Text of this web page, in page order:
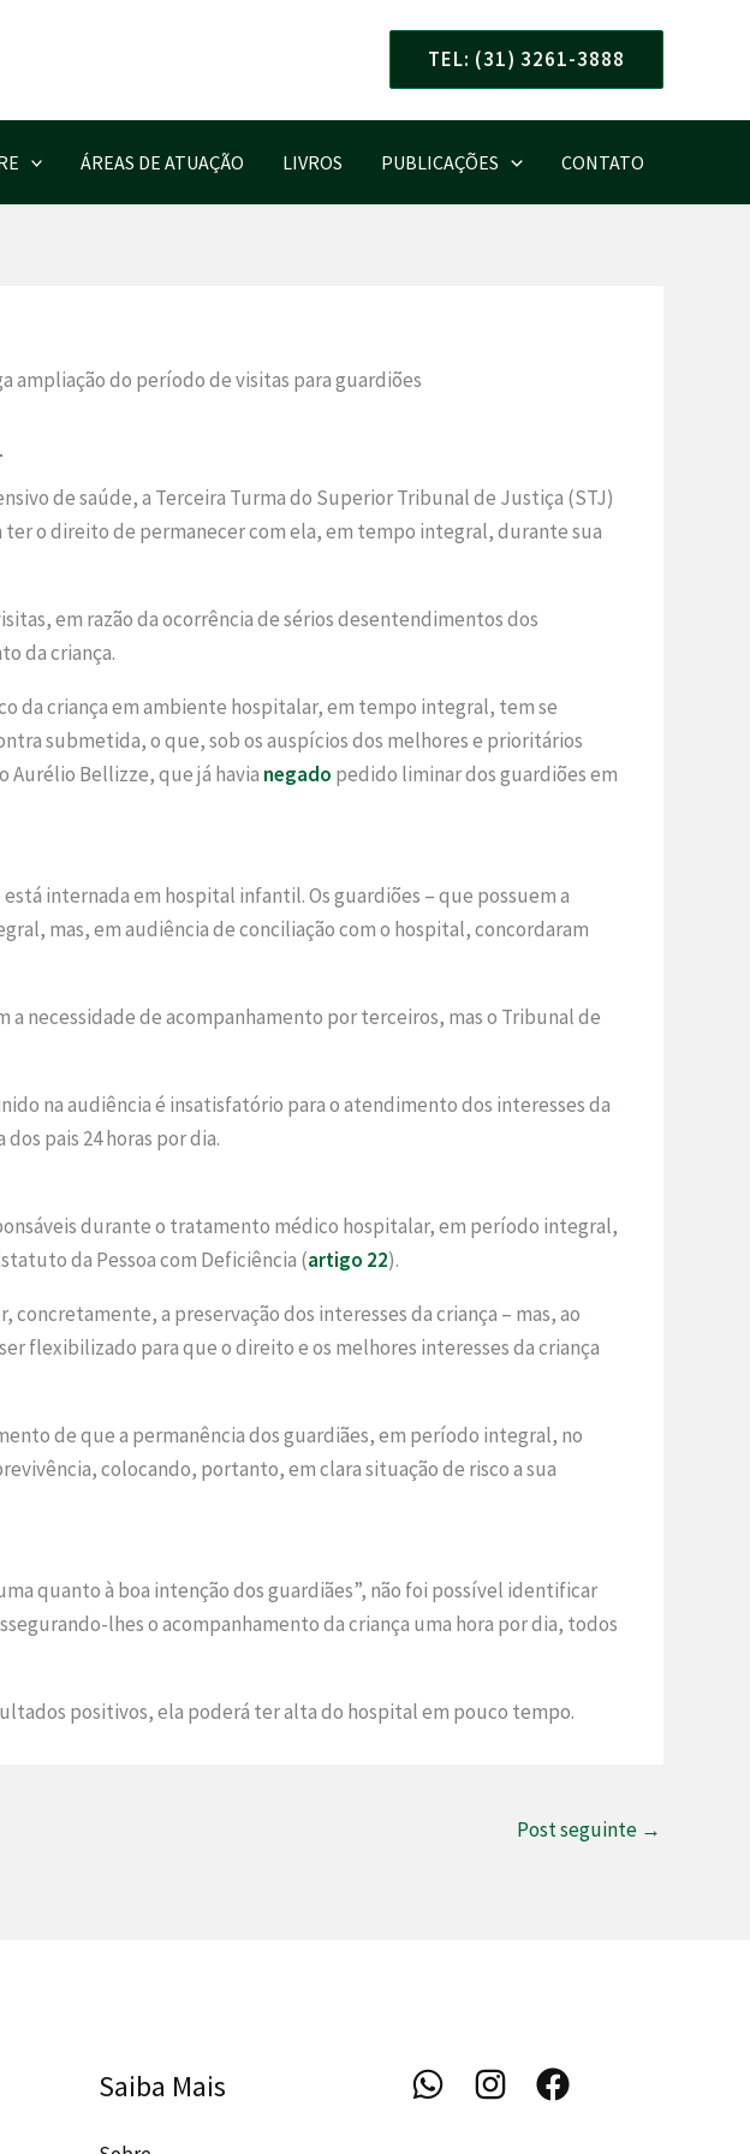
TEL: (31) 3261-3888
ÁREAS DE ATUAÇÃO LIVROS PUBLICAÇÕES CONTATO
ampliação do período de visitas para guardiões
de saúde, a Terceira Turma do Superior Tribunal de Justiça (STJ)
o direito de permanecer com ela, em tempo integral, durante sua
em razão da ocorrência de sérios desentendimentos dos
da criança.
da criança em ambiente hospitalar, em tempo integral, tem se
submetida, o que, sob os auspícios dos melhores e prioritários
Aurélio Bellizze, que já havia negado pedido liminar dos guardiões em
internada em hospital infantil. Os guardiões – que possuem a
mas, em audiência de conciliação com o hospital, concordaram
necessidade de acompanhamento por terceiros, mas o Tribunal de
na audiência é insatisfatório para o atendimento dos interesses da
pais 24 horas por dia.
durante o tratamento médico hospitalar, em período integral,
da Pessoa com Deficiência (artigo 22).
a preservação dos interesses da criança – mas, ao
flexibilizado para que o direito e os melhores interesses da criança
de que a permanência dos guardiães, em período integral, no
colocando, portanto, em clara situação de risco a sua
quanto à boa intenção dos guardiães”, não foi possível identificar
lhes o acompanhamento da criança uma hora por dia, todos
positivos, ela poderá ter alta do hospital em pouco tempo.
Post seguinte →
Saiba Mais